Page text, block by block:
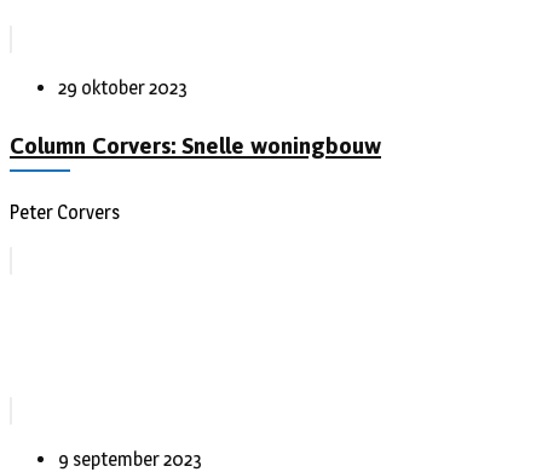
29 oktober 2023
Column Corvers: Snelle woningbouw
Peter Corvers
9 september 2023